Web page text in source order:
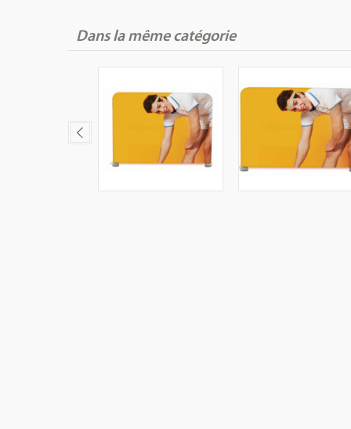
Dans la même catégorie